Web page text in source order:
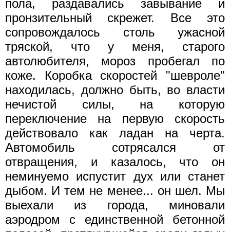
пола, раздавались завывание и
пронзительный скрежет. Все это
сопровождалось столь ужасной
тряской, что у меня, старого
автолюбителя, мороз пробегал по
коже. Коробка скоростей "шевроле"
находилась, должно быть, во власти
нечистой силы, на которую
переключение на первую скорость
действовало как ладан на черта.
Автомобиль сотрясался от
отвращения, и казалось, что он
неминуемо испустит дух или станет
дыбом. И тем не менее... он шел. Мы
выехали из города, миновали
аэродром с единственной бетонной